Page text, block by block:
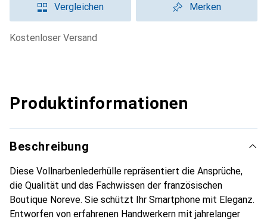
Vergleichen Merken
kostenloser Versand
Produktinformationen
Beschreibung
Diese Vollnarbenlederhülle repräsentiert die Ansprüche,
die Qualität und das Fachwissen der französischen
Boutique Noreve. Sie schützt Ihr Smartphone mit Eleganz.
Entworfen von erfahrenen Handwerkern mit jahrelanger